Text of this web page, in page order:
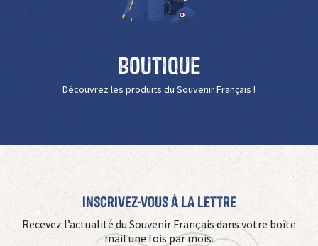
Boutique
Découvrez les produits du Souvenir Français !
Inscrivez-vous à La Lettre
Recevez l’actualité du Souvenir Français dans votre boîte
mail une fois par mois.